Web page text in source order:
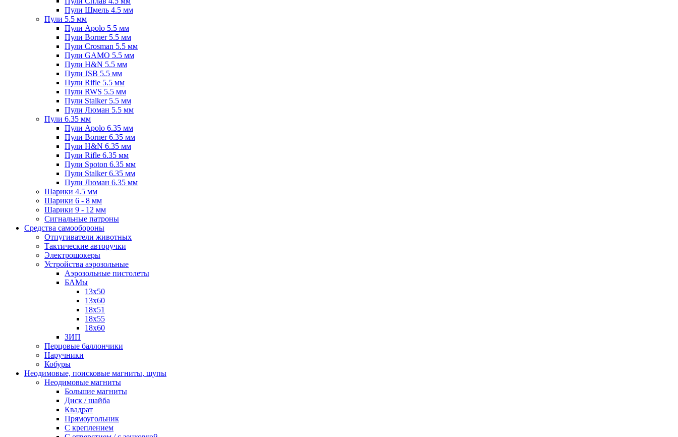
Пули Шмель 4.5 мм
Пули 5.5 мм
Пули Apolo 5.5 мм
Пули Borner 5.5 мм
Пули Crosman 5.5 мм
Пули GAMO 5.5 мм
Пули H&N 5.5 мм
Пули JSB 5.5 мм
Пули Rifle 5.5 мм
Пули RWS 5.5 мм
Пули Stalker 5.5 мм
Пули Люман 5.5 мм
Пули 6.35 мм
Пули Apolo 6.35 мм
Пули Borner 6.35 мм
Пули H&N 6.35 мм
Пули Rifle 6.35 мм
Пули Spoton 6.35 мм
Пули Stalker 6.35 мм
Пули Люман 6.35 мм
Шарики 4.5 мм
Шарики 6 - 8 мм
Шарики 9 - 12 мм
Сигнальные патроны
Средства самообороны
Отпугиватели животных
Тактические авторучки
Электрошокеры
Устройства аэрозольные
Аэрозольные пистолеты
БАМы
13х50
13х60
18х51
18х55
18х60
ЗИП
Перцовые баллончики
Наручники
Кобуры
Неодимовые, поисковые магниты, щупы
Неодимовые магниты
Большие магниты
Диск / шайба
Квадрат
Прямоугольник
С креплением